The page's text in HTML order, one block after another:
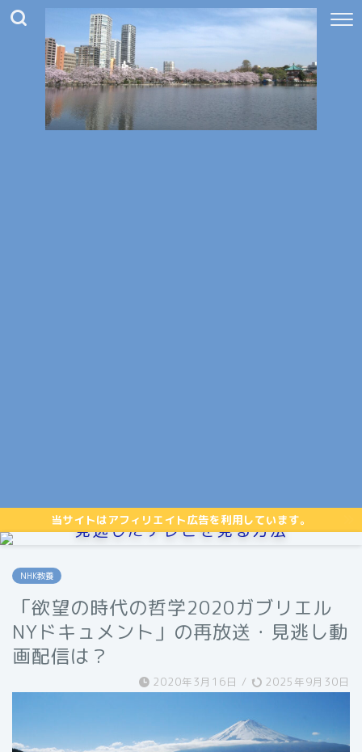
当サイトはアフィリエイト広告を利用しています。
見逃したテレビを見る方法
NHK教養
「欲望の時代の哲学2020ガブリエル
NYドキュメント」の再放送・見逃し動
画配信は？
2020年3月16日 / 2025年9月30日